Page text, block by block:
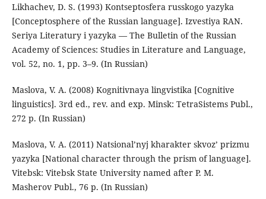
Likhachev, D. S. (1993) Kontseptosfera russkogo yazyka
[Conceptosphere of the Russian language]. Izvestiya RAN.
Seriya Literatury i yazyka — The Bulletin of the Russian
Academy of Sciences: Studies in Literature and Language,
vol. 52, no. 1, pp. 3–9. (In Russian)
Maslova, V. A. (2008) Kognitivnaya lingvistika [Cognitive
linguistics]. 3rd ed., rev. and exp. Minsk: TetraSistems Publ.,
272 p. (In Russian)
Maslova, V. A. (2011) Natsional’nyj kharakter skvoz’ prizmu
yazyka [National character through the prism of language].
Vitebsk: Vitebsk State University named after P. M.
Masherov Publ., 76 p. (In Russian)